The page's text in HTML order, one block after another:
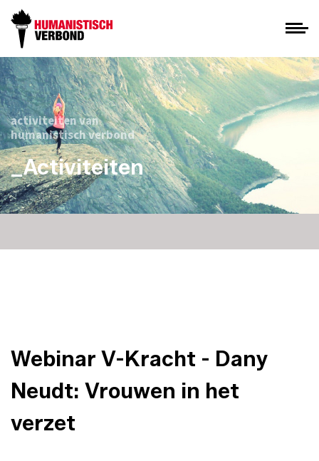
activiteiten van
humanistisch verbond
_Activiteiten
Webinar V-Kracht - Dany
Neudt: Vrouwen in het
verzet